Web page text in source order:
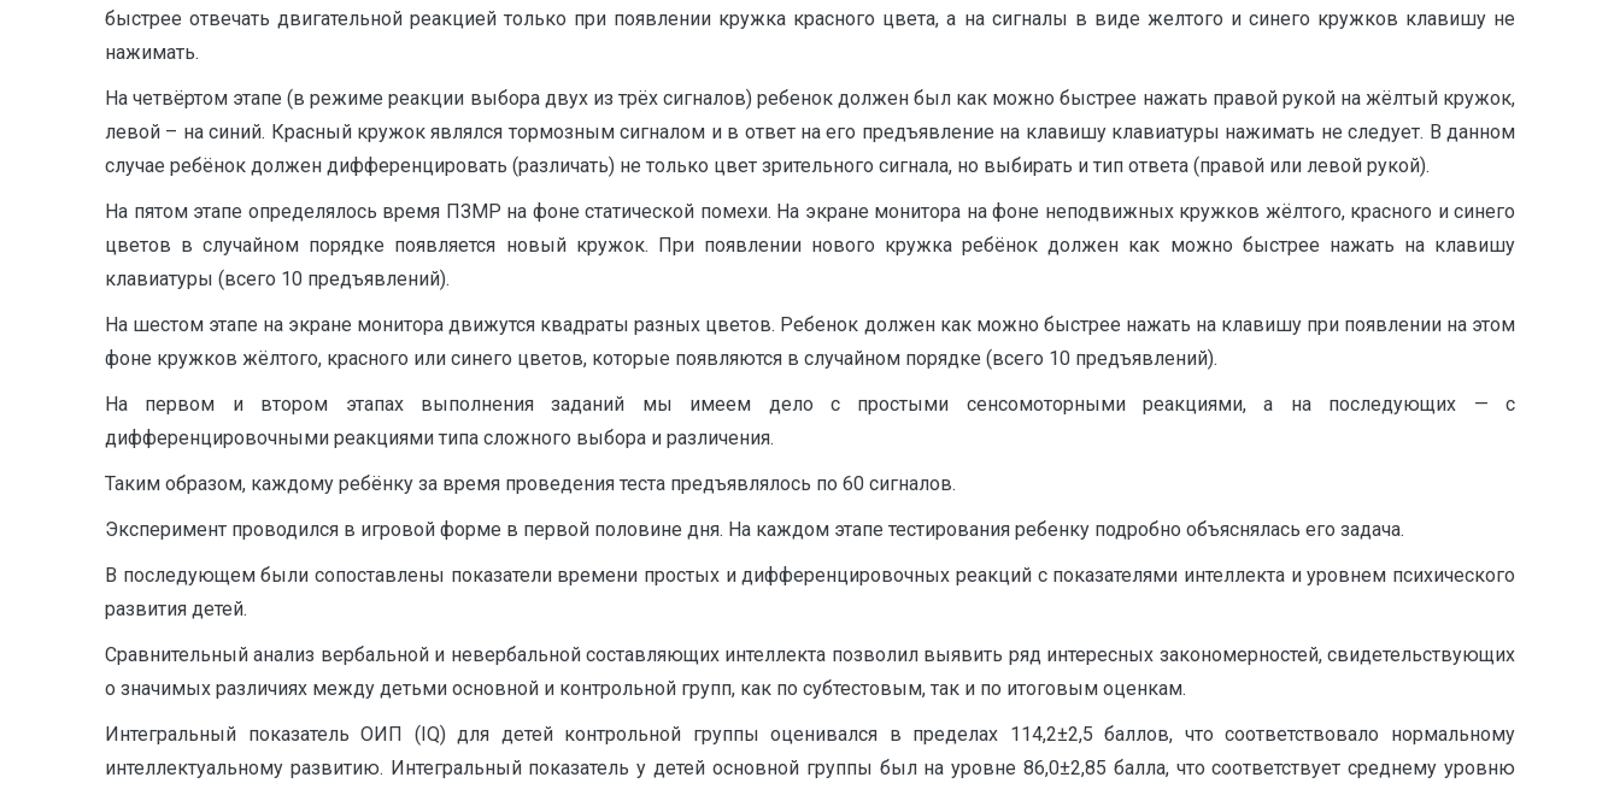
быстрее отвечать двигательной реакцией только при появлении кружка красного цвета, а на сигналы в виде желтого и синего кружков клавишу не
нажимать.
На четвёртом этапе (в режиме реакции выбора двух из трёх сигналов) ребенок должен был как можно быстрее нажать правой рукой на жёлтый кружок,
левой – на синий. Красный кружок являлся тормозным сигналом и в ответ на его предъявление на клавишу клавиатуры нажимать не следует. В данном
случае ребёнок должен дифференцировать (различать) не только цвет зрительного сигнала, но выбирать и тип ответа (правой или левой рукой).
На пятом этапе определялось время ПЗМР на фоне статической помехи. На экране монитора на фоне неподвижных кружков жёлтого, красного и синего
цветов в случайном порядке появляется новый кружок. При появлении нового кружка ребёнок должен как можно быстрее нажать на клавишу
клавиатуры (всего 10 предъявлений).
На шестом этапе на экране монитора движутся квадраты разных цветов. Ребенок должен как можно быстрее нажать на клавишу при появлении на этом
фоне кружков жёлтого, красного или синего цветов, которые появляются в случайном порядке (всего 10 предъявлений).
На первом и втором этапах выполнения заданий мы имеем дело с простыми сенсомоторными реакциями, а на последующих — с
дифференцировочными реакциями типа сложного выбора и различения.
Таким образом, каждому ребёнку за время проведения теста предъявлялось по 60 сигналов.
Эксперимент проводился в игровой форме в первой половине дня. На каждом этапе тестирования ребенку подробно объяснялась его задача.
В последующем были сопоставлены показатели времени простых и дифференцировочных реакций с показателями интеллекта и уровнем психического
развития детей.
Сравнительный анализ вербальной и невербальной составляющих интеллекта позволил выявить ряд интересных закономерностей, свидетельствующих
о значимых различиях между детьми основной и контрольной групп, как по субтестовым, так и по итоговым оценкам.
Интегральный показатель ОИП (IQ) для детей контрольной группы оценивался в пределах 114,2±2,5 баллов, что соответствовало нормальному
интеллектуальному развитию. Интегральный показатель у детей основной группы был на уровне 86,0±2,85 балла, что соответствует среднему уровню